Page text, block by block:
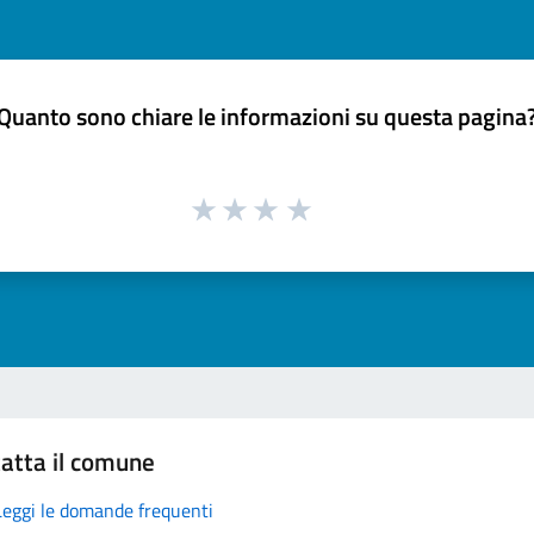
sono chiare le informazioni su questa
il comune
le domande frequenti